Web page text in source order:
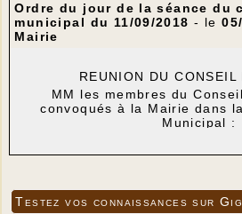
Ordre du jour de la séance du
municipal du 11/09/2018 - le
Mairie
REUNION DU CONSEIL
MM les membres du
convoqués à la Mairie dans
Municipal :
Le mardi 11 septembre
Gignac, le 05/
ORDRE DU JOUR :
Testez vos connaissances sur